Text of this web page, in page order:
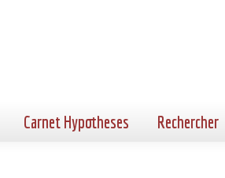
Carnet Hypotheses Rechercher